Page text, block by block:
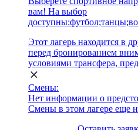
вам! На выбор
Этот лагерь находится в
перед бронированием
условиями трансфера,
Смены:
Нет информации о
Смены в этом лагере еще